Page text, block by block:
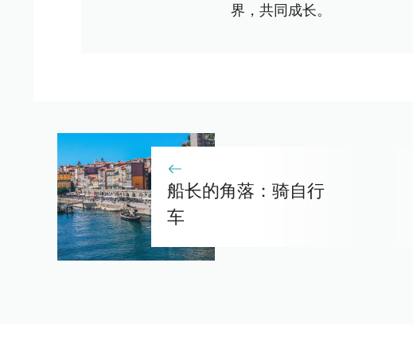
界，共同成长。
船长的角落：骑自行
车